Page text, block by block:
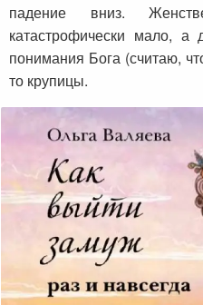
падение вниз.
катастрофически мало,
понимания Бога (считаю,
то крупицы.